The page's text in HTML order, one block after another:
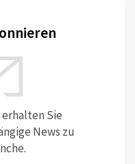
Sie
News zu